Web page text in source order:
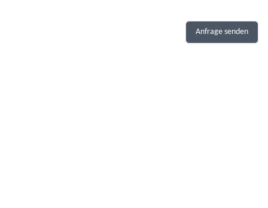
Anfrage senden